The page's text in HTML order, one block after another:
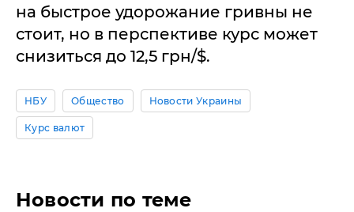
на быстрое удорожание гривны не
стоит, но в перспективе курс может
снизиться до 12,5 грн/$.
НБУ Общество Новости Украины
Курс валют
Новости по теме